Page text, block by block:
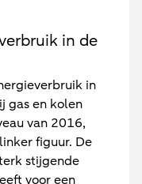
in de
in
gas en kolen
van 2016,
figuur. De
stijgende
voor een